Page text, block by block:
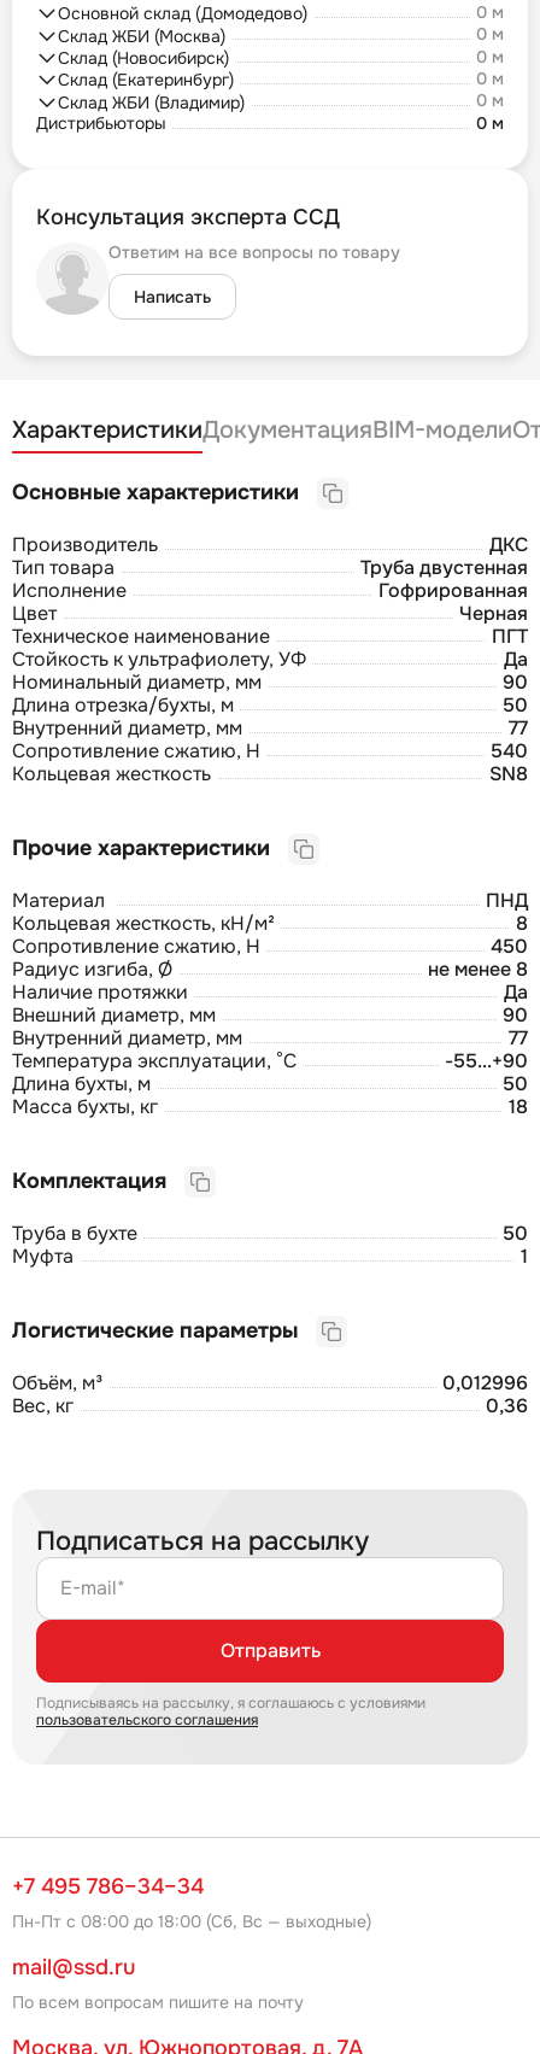
Основной склад (Домодедово)
0 м
Склад ЖБИ (Москва)
0 м
Склад (Новосибирск)
0 м
Склад (Екатеринбург)
0 м
Склад ЖБИ (Владимир)
0 м
Дистрибьюторы
0 м
Консультация эксперта ССД
Ответим на все вопросы по товару
Написать
ХарактеристикиДокументацияBIM-модели
Основные характеристики
Производитель
ДКС
Тип товара
Труба двустенная
Исполнение
Гофрированная
Цвет
Черная
Техническое наименование
ПГТ
Стойкость к ультрафиолету, УФ
Да
Номинальный диаметр, мм
90
Длина отрезка/бухты, м
50
Внутренний диаметр, мм
77
Сопротивление сжатию, Н
540
Кольцевая жесткость
SN8
Прочие характеристики
Материал
ПНД
Кольцевая жесткость, кН/м²
8
Сопротивление сжатию, Н
450
Радиус изгиба, Ø
не менее 8
Наличие протяжки
Да
Внешний диаметр, мм
90
Внутренний диаметр, мм
77
Температура эксплуатации, °C
-55...+90
Длина бухты, м
50
Масса бухты, кг
18
Комплектация
Труба в бухте
50
Муфта
1
Логистические параметры
Объём, м³
0,012996
Вес, кг
0,36
Подписаться на рассылку
E-mail*
Отправить
Подписываясь на рассылку, я соглашаюсь с условиями
пользовательского соглашения
+7 495 786–34–34
Пн-Пт с 08:00 до 18:00 (Сб, Вс — выходные)
mail@ssd.ru
По всем вопросам пишите на почту
Москва, ул. Южнопортовая, д. 7А